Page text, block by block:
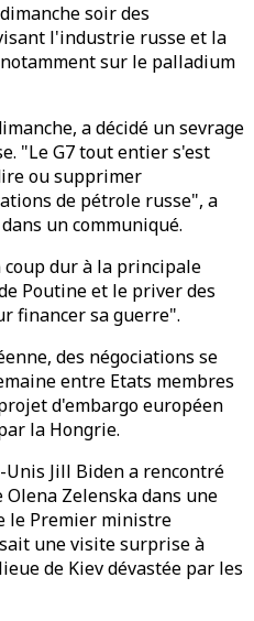
soir des
l'industrie russe et la
sur le palladium
a décidé un sevrage
"Le G7 tout entier s'est
ou supprimer
de pétrole russe", a
un communiqué.
dur à la principale
Poutine et le priver des
financer sa guerre".
des négociations se
entre Etats membres
d'embargo européen
la Hongrie.
Unis Jill Biden a rencontré
Zelenska dans une
le Premier ministre
une visite surprise à
de Kiev dévastée par les